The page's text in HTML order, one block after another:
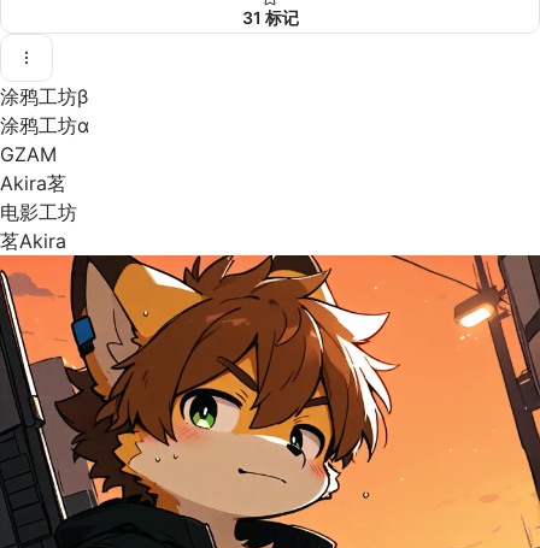
31 标记
涂鸦工坊β
涂鸦工坊α
GZAM
Akira茗
电影工坊
茗Akira